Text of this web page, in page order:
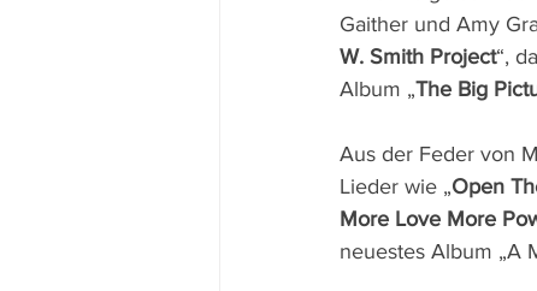
Gaither und Amy
W. Smith Project“,
Album „The Big
Aus der Feder von
Lieder wie „Open
More Love More
neuestes Album „A